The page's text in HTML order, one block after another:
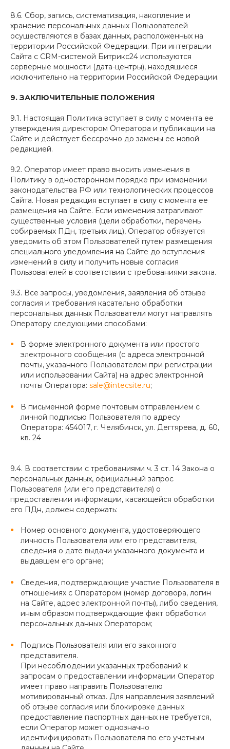
8.6. Сбор, запись, систематизация, накопление и
хранение персональных данных Пользователей
осуществляются в базах данных, расположенных на
территории Российской Федерации. При интеграции
Сайта с CRM-системой Битрикс24 используются
серверные мощности (дата-центры), находящиеся
исключительно на территории Российской Федерации.
9. ЗАКЛЮЧИТЕЛЬНЫЕ ПОЛОЖЕНИЯ
9.1. Настоящая Политика вступает в силу с момента ее
утверждения директором Оператора и публикации на
Сайте и действует бессрочно до замены ее новой
редакцией.
9.2. Оператор имеет право вносить изменения в
Политику в одностороннем порядке при изменении
законодательства РФ или технологических процессов
Сайта. Новая редакция вступает в силу с момента ее
размещения на Сайте. Если изменения затрагивают
существенные условия (цели обработки, перечень
собираемых ПДн, третьих лиц), Оператор обязуется
уведомить об этом Пользователей путем размещения
специального уведомления на Сайте до вступления
изменений в силу и получить новые согласия
Пользователей в соответствии с требованиями закона.
9.3. Все запросы, уведомления, заявления об отзыве
согласия и требования касательно обработки
персональных данных Пользователи могут направлять
Оператору следующими способами:
В форме электронного документа или простого
электронного сообщения (с адреса электронной
почты, указанного Пользователем при регистрации
или использовании Сайта) на адрес электронной
почты Оператора: sale@intecsite.ru;
В письменной форме почтовым отправлением с
личной подписью Пользователя по адресу
Оператора: 454017, г. Челябинск, ул. Дегтярева, д. 60,
кв. 24
9.4. В соответствии с требованиями ч. 3 ст. 14 Закона о
персональных данных, официальный запрос
Пользователя (или его представителя) о
предоставлении информации, касающейся обработки
его ПДн, должен содержать:
Номер основного документа, удостоверяющего
личность Пользователя или его представителя,
сведения о дате выдачи указанного документа и
выдавшем его органе;
Сведения, подтверждающие участие Пользователя в
отношениях с Оператором (номер договора, логин
на Сайте, адрес электронной почты), либо сведения,
иным образом подтверждающие факт обработки
персональных данных Оператором;
Подпись Пользователя или его законного
представителя.
При несоблюдении указанных требований к
запросам о предоставлении информации Оператор
имеет право направить Пользователю
мотивированный отказ. Для направления заявлений
об отзыве согласия или блокировке данных
предоставление паспортных данных не требуется,
если Оператор может однозначно
идентифицировать Пользователя по его учетным